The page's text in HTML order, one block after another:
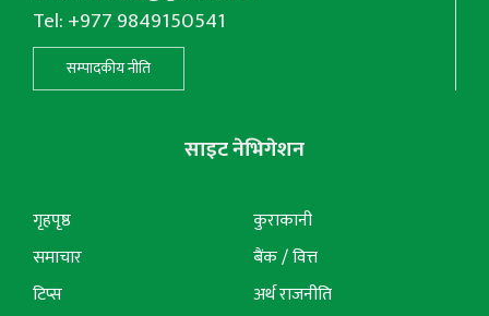
Tel: +977 9849150541
सम्पादकीय नीति
साइट नेभिगेशन
गृहपृष्ठ
समाचार
टिप्स
कुराकानी
बैंक / वित्त
अर्थ राजनीति